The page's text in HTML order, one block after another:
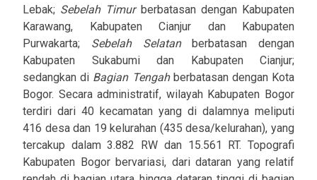
Lebak; Sebelah Timurberbatasan dengan Kabupaten
Karawang, Kabupaten Cianjur dan Kabupaten
Purwakarta; Sebelah Selatanberbatasan dengan
Kabupaten Sukabumi dan Kabupaten Cianjur;
sedangkan di Bagian Tengahberbatasan dengan Kota
Bogor. Secara administratif, wilayah Kabupaten Bogor
terdiri dari 40 kecamatan yang di dalamnya meliputi
416 desa dan 19 kelurahan (435 desa/kelurahan), yang
tercakup dalam 3.882 RW dan 15.561 RT. Topografi
Kabupaten Bogor bervariasi, dari dataran yang relatif